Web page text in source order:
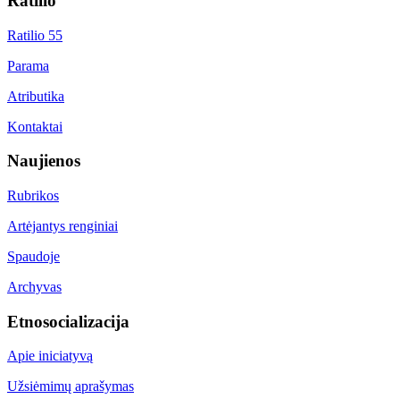
Ratilio 55
Parama
Atributika
Kontaktai
Naujienos
Rubrikos
Artėjantys renginiai
Spaudoje
Archyvas
Etnosocializacija
Apie iniciatyvą
Užsiėmimų aprašymas